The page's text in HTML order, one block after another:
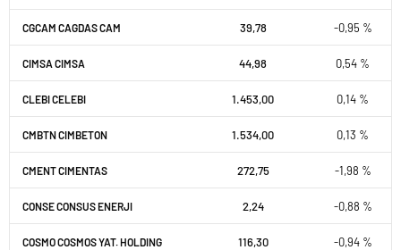
CGCAM CAGDAS CAM 39,78 -0,95 %
CIMSA CIMSA 44,98 0,54 %
CLEBI CELEBI 1.453,00 0,14 %
CMBTN CIMBETON 1.534,00 0,13 %
CMENT CIMENTAS 272,75 -1,98 %
CONSE CONSUS ENERJI 2,24 -0,88 %
COSMO COSMOS YAT. HOLDING 116,30 -0,94 %